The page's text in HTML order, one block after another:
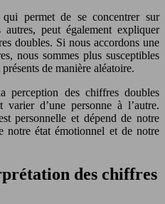
qui permet de se concentrer sur
peut également expliquer
doubles. Si nous accordons une
nous sommes plus susceptibles
de manière aléatoire.
des chiffres doubles
d’une personne à l’autre.
personnelle et dépend de notre
notre état émotionnel et de notre
des chiffres